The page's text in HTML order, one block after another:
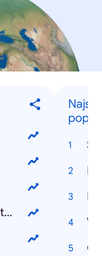
Agnieszka Woźniak-Starak